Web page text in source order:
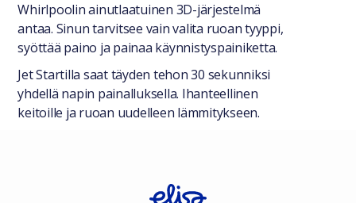
Whirlpoolin ainutlaatuinen 3D-järjestelmä
antaa. Sinun tarvitsee vain valita ruoan tyyppi,
syöttää paino ja painaa käynnistyspainiketta.
Jet Startilla saat täyden tehon 30 sekunniksi
yhdellä napin painalluksella. Ihanteellinen
keitoille ja ruoan uudelleen lämmitykseen.